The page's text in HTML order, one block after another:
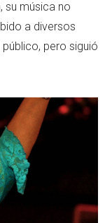
su música no
a diversos
pero siguió